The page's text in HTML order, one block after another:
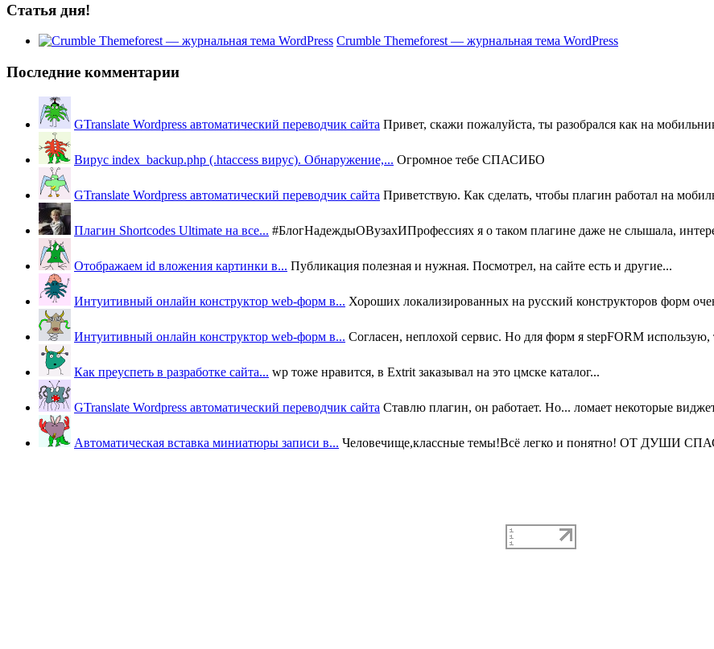
Статья дня!
Crumble Themeforest — журнальная тема WordPress
Последние комментарии
GTranslate Wordpress автоматический переводчик сайта Привет, скажи пожалуйста, ты разобрался как на
Вирус index_backup.php (.htaccess вируc). Обнаружение,... Огромное тебе СПАСИБО
GTranslate Wordpress автоматический переводчик сайта Приветствую. Как сделать, чтобы плагин работал на
Плагин Shortcodes Ultimate на все... #БлогНадеждыОВузахИПрофессиях я о таком плагине даже не слышала,
Отображаем id вложения картинки в... Публикация полезная и нужная. Посмотрел, на сайте есть и другие...
Интуитивный онлайн конструктор web-форм в... Хороших локализированных на русский конструкторов форм
Интуитивный онлайн конструктор web-форм в... Согласен, неплохой сервис. Но для форм я stepFORM использую,
Как преуспеть в разработке сайта... wp тоже нравится, в Extrit заказывал на это цмске каталог...
GTranslate Wordpress автоматический переводчик сайта Ставлю плагин, он работает. Но... ломает некоторые
Автоматическая вставка миниатюры записи в... Человечище,классные темы!Всё легко и понятно! ОТ ДУШИ